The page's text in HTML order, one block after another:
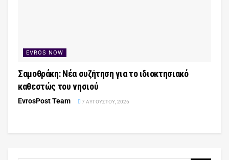
EVROS NOW
Σαμοθράκη: Νέα συζήτηση για το ιδιοκτησιακό
καθεστώς του νησιού
EvrosPost Team 7 ΑΥΓΟΎΣΤΟΥ, 2026